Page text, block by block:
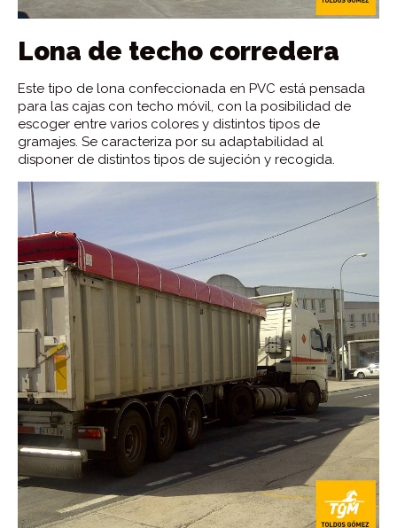
Lona de techo corredera
Este tipo de lona confeccionada en PVC está pensada
para las cajas con techo móvil, con la posibilidad de
escoger entre varios colores y distintos tipos de
gramajes. Se caracteriza por su adaptabilidad al
disponer de distintos tipos de sujeción y recogida.